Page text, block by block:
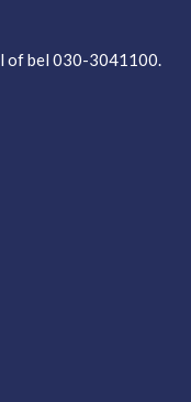
of bel 030-3041100.